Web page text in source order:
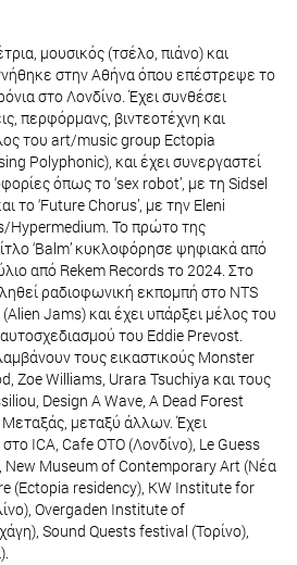
μουσικός (τσέλο, πιάνο) και
στην Αθήνα όπου επέστρεψε το
στο Λονδίνο. Έχει συνθέσει
περφόρμανς, βιντεοτέχνη και
του art/music group Ectopia
Polyphonic), και έχει συνεργαστεί
όπως το ‘sex robot’, με τη Sidsel
το ‘Future Chorus’, με την Eleni
Hypermedium. Το πρώτο της
‘Balm’ κυκλοφόρησε ψηφιακά από
από Rekem Records το 2024. Στο
ραδιοφωνική εκπομπή στο NTS
Jams) και έχει υπάρξει μέλος του
του Eddie Prevost.
τους εικαστικούς Monster
Zoe Williams, Urara Tsuchiya και τους
Design A Wave, A Dead Forest
μεταξύ άλλων. Έχει
ICA, Cafe OTO (Λονδίνο), Le Guess
New Museum of Contemporary Art (Nέα
(Ectopia residency), KW Institute for
Overgaden Institute of
Sound Quests festival (Τορίνο),